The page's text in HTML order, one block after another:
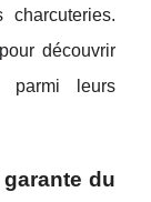
découvrir
parmi leurs
du